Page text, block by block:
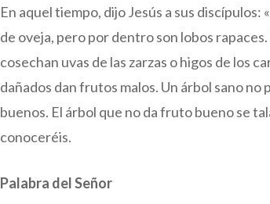
En aquel tiempo, dijo Jesús a sus
de oveja, pero por dentro son lobos
cosechan uvas de las zarzas o higos de los
dañados dan frutos malos. Un árbol sano
buenos. El árbol que no da fruto bueno se
conoceréis.
Palabra del Señor